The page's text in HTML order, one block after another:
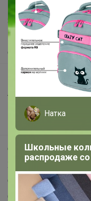
Написать в
Защита покупателя
Помощь
О нас
Все предложения
Анонсы
Новости
Поддержка альпак
Самое выгодное
Хиты продаж
Самое желанное
Самое быстрое
Натка
Школьные
распродаже